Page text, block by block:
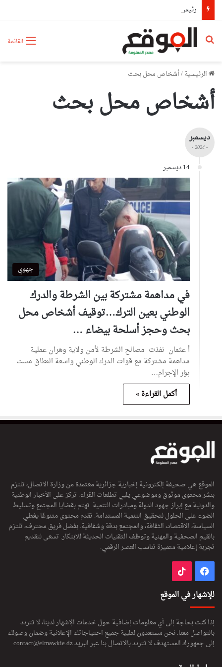
القائمة بحث عن
الرئيسية/أشخاص محل بحث
أشخاص محل بحث
ديسمبر
- 2024 -
14 ديسمبر
جهوي
في مداهمة مشتركة بين الشرطة والدرك
الوطني بعين الترك…توقيف أشخاص محل
بحث وحجز أسلحة بيضاء …
أ عثمان نفذت مصالح الشرطة لأمن ولاية وهران عملية
مداهمة مشتركة مع قوات الدرك الوطني واسعة النطاق مست
بؤر الإجرام…
أكمل القراءة »
الموقع هي صحيفة إلكترونية إخبارية جزائرية معتمدة من وزارة الاتصال، تلتزم
بنشر محتوى موثوق وموضوعي يلبي تطلعات القراء. تركز على الأخبار الوطنية
والدولية مع إبراز جهود الدولة ومبادرات التنمية. تهتم بقضايا المجتمع وتسليط
الضوء على الحلول لتحقيق التنمية المستدامة. تقدم محتوى متنوعًا يغطي
السياسة، الاقتصاد، الثقافة، والمجتمع بدقة وشفافية. بفضل فريق محترف، تلتزم
بالقيم الصحفية والمهنية وتوظف التقنيات الحديثة للابتكار. تسعى لتقديم
تجربة إعلامية متميزة تناسب العصر الرقمي.
فيسبوك
للإشهار في الموقع
إذا كنت بحاجة إلى أي معلومات إضافية حول خدمات الإشهار لدينا، لا تتردد
بالتواصل معنا. نحن مستعدون لتلبية جميع احتياجاتك الإعلانية وضمان وصولك
إلى جمهورك المستهدف لا تتردد بالاتصال بنا عبر البريدcontact@elmawkie.dz